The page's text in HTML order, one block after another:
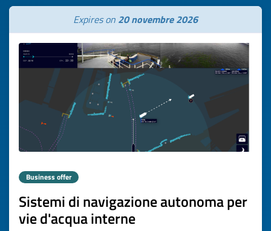
Expires on 20 novembre 2026
Business offer
Sistemi di navigazione autonoma per
vie d'acqua interne